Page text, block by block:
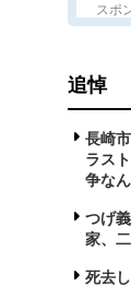
スポ
追悼
長崎
ラス
争な
つげ
家、
死去